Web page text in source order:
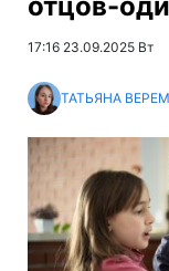
17:16 23.09.2025 Вт
ТАТЬЯНА